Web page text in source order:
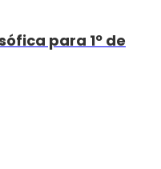
para 1º de